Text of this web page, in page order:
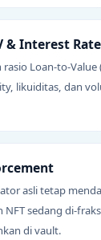
& Interest
Loan-to-Value
likuiditas, dan
asli tetap
sedang di-
di vault.